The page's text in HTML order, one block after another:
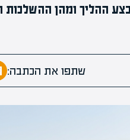
ההליך ומהן ההשלכות
שתפו את הכתבה: